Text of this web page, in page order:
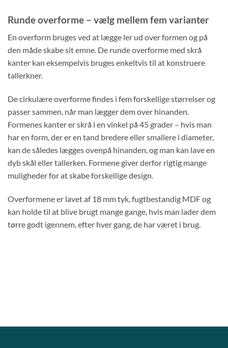
Runde overforme – vælg mellem fem varianter
En overform bruges ved at lægge ler ud over formen og på
den måde skabe sit emne. De runde overforme med skrå
kanter kan eksempelvis bruges enkeltvis til at konstruere
tallerkner.
De cirkulære overforme findes i fem forskellige størrelser og
passer sammen, når man lægger dem over hinanden.
Formenes kanter er skrå i en vinkel på 45 grader – hvis man
har en form, der er en tand bredere eller smallere i diameter,
kan de således lægges ovenpå hinanden, og man kan lave en
dyb skål eller tallerken. Formene giver derfor rigtig mange
muligheder for at skabe forskellige design.
Overformene er lavet af 18 mm tyk, fugtbestandig MDF og
kan holde til at blive brugt mange gange, hvis man lader dem
tørre godt igennem, efter hver gang, de har været i brug.